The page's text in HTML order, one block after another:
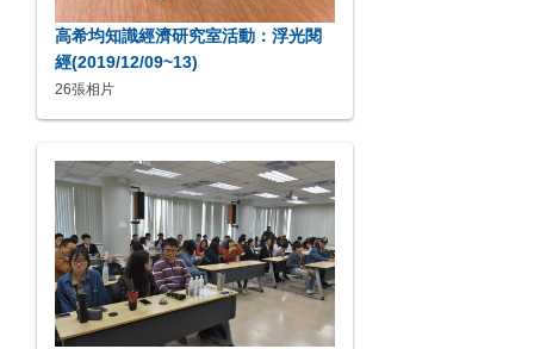
高希均知識經濟研究室活動：浮光閱
經(2019/12/09~13)
26張相片